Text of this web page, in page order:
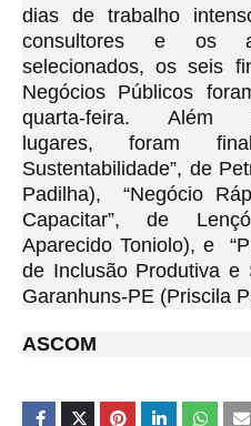
dias de trabalho
consultores e os
selecionados, os seis
Negócios Públicos
quarta-feira.
lugares, foram
Sustentabilidade”, de
Padilha), “Negócio
Capacitar”, de
Aparecido Toniolo), e
de Inclusão Produtiva e
Garanhuns-PE (Priscila
ASCOM